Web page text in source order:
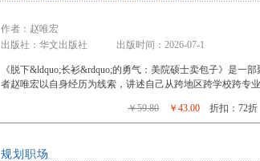
作者：赵唯宏
出版社：华文出版社 出版时间：2026-07-1
《脱下&ldquo;长衫&rdquo;的勇气：美院硕士卖包子》是一
者赵唯宏以自身经历为线索，讲述自己从跨地区跨学校跨专
￥59.80 ￥43.00 折扣：72
规划职场